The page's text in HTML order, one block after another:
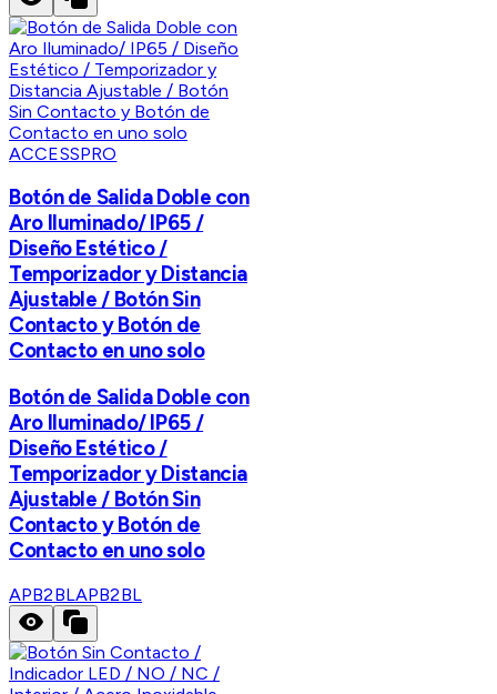
ACCESSPRO
Botón de Salida Doble con
Aro Iluminado/ IP65 /
Diseño Estético /
Temporizador y Distancia
Ajustable / Botón Sin
Contacto y Botón de
Contacto en uno solo
Botón de Salida Doble con
Aro Iluminado/ IP65 /
Diseño Estético /
Temporizador y Distancia
Ajustable / Botón Sin
Contacto y Botón de
Contacto en uno solo
APB2BLAPB2BL